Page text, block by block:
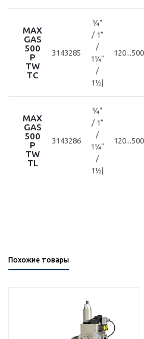
MAX
GAS
500
P
TW
TC
3143285
¾"
/ 1"
/
1¼"
/
1½|
120...500
MAX
GAS
500
P
TW
TL
3143286
¾"
/ 1"
/
1¼"
/
1½|
120...500
Похожие товары